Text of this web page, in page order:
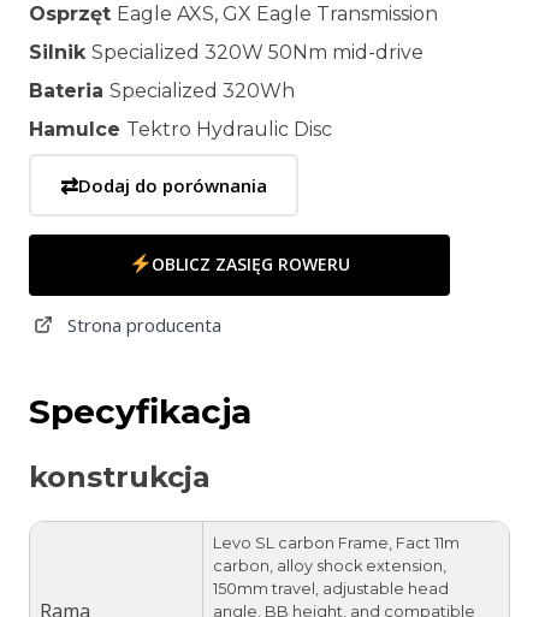
Osprzęt Eagle AXS, GX Eagle Transmission
Silnik Specialized 320W 50Nm mid-drive
Bateria Specialized 320Wh
Hamulce Tektro Hydraulic Disc
⇄Dodaj do porównania
OBLICZ ZASIĘG ROWERU
Strona producenta
Specyfikacja
konstrukcja
Rama
Levo SL carbon Frame, Fact 11m
carbon, alloy shock extension,
150mm travel, adjustable head
angle, BB height, and compatible